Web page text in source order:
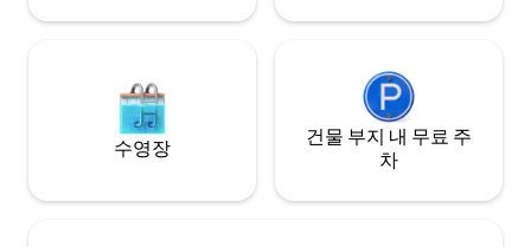
수영장
건물 부지 내 무료 주
차